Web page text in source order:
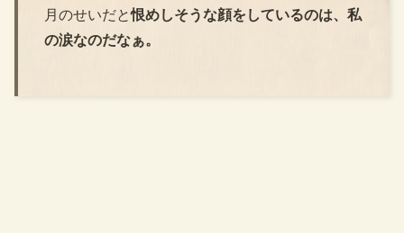
月のせいだと恨めしそうな顔をしているのは、私
の涙なのだなぁ。